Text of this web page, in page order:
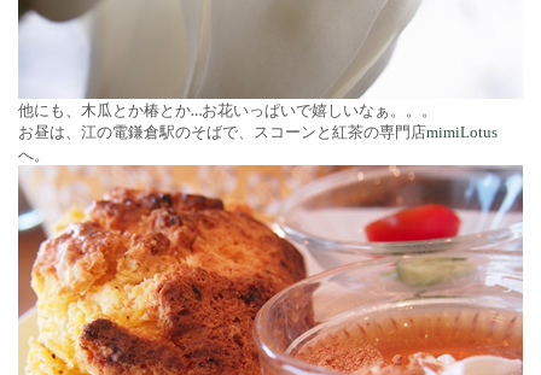
他にも、木瓜とか椿とか…お花いっぱいで嬉しいなぁ。。。
お昼は、江の電鎌倉駅のそばで、スコーンと紅茶の専門店mimiLotus
へ。